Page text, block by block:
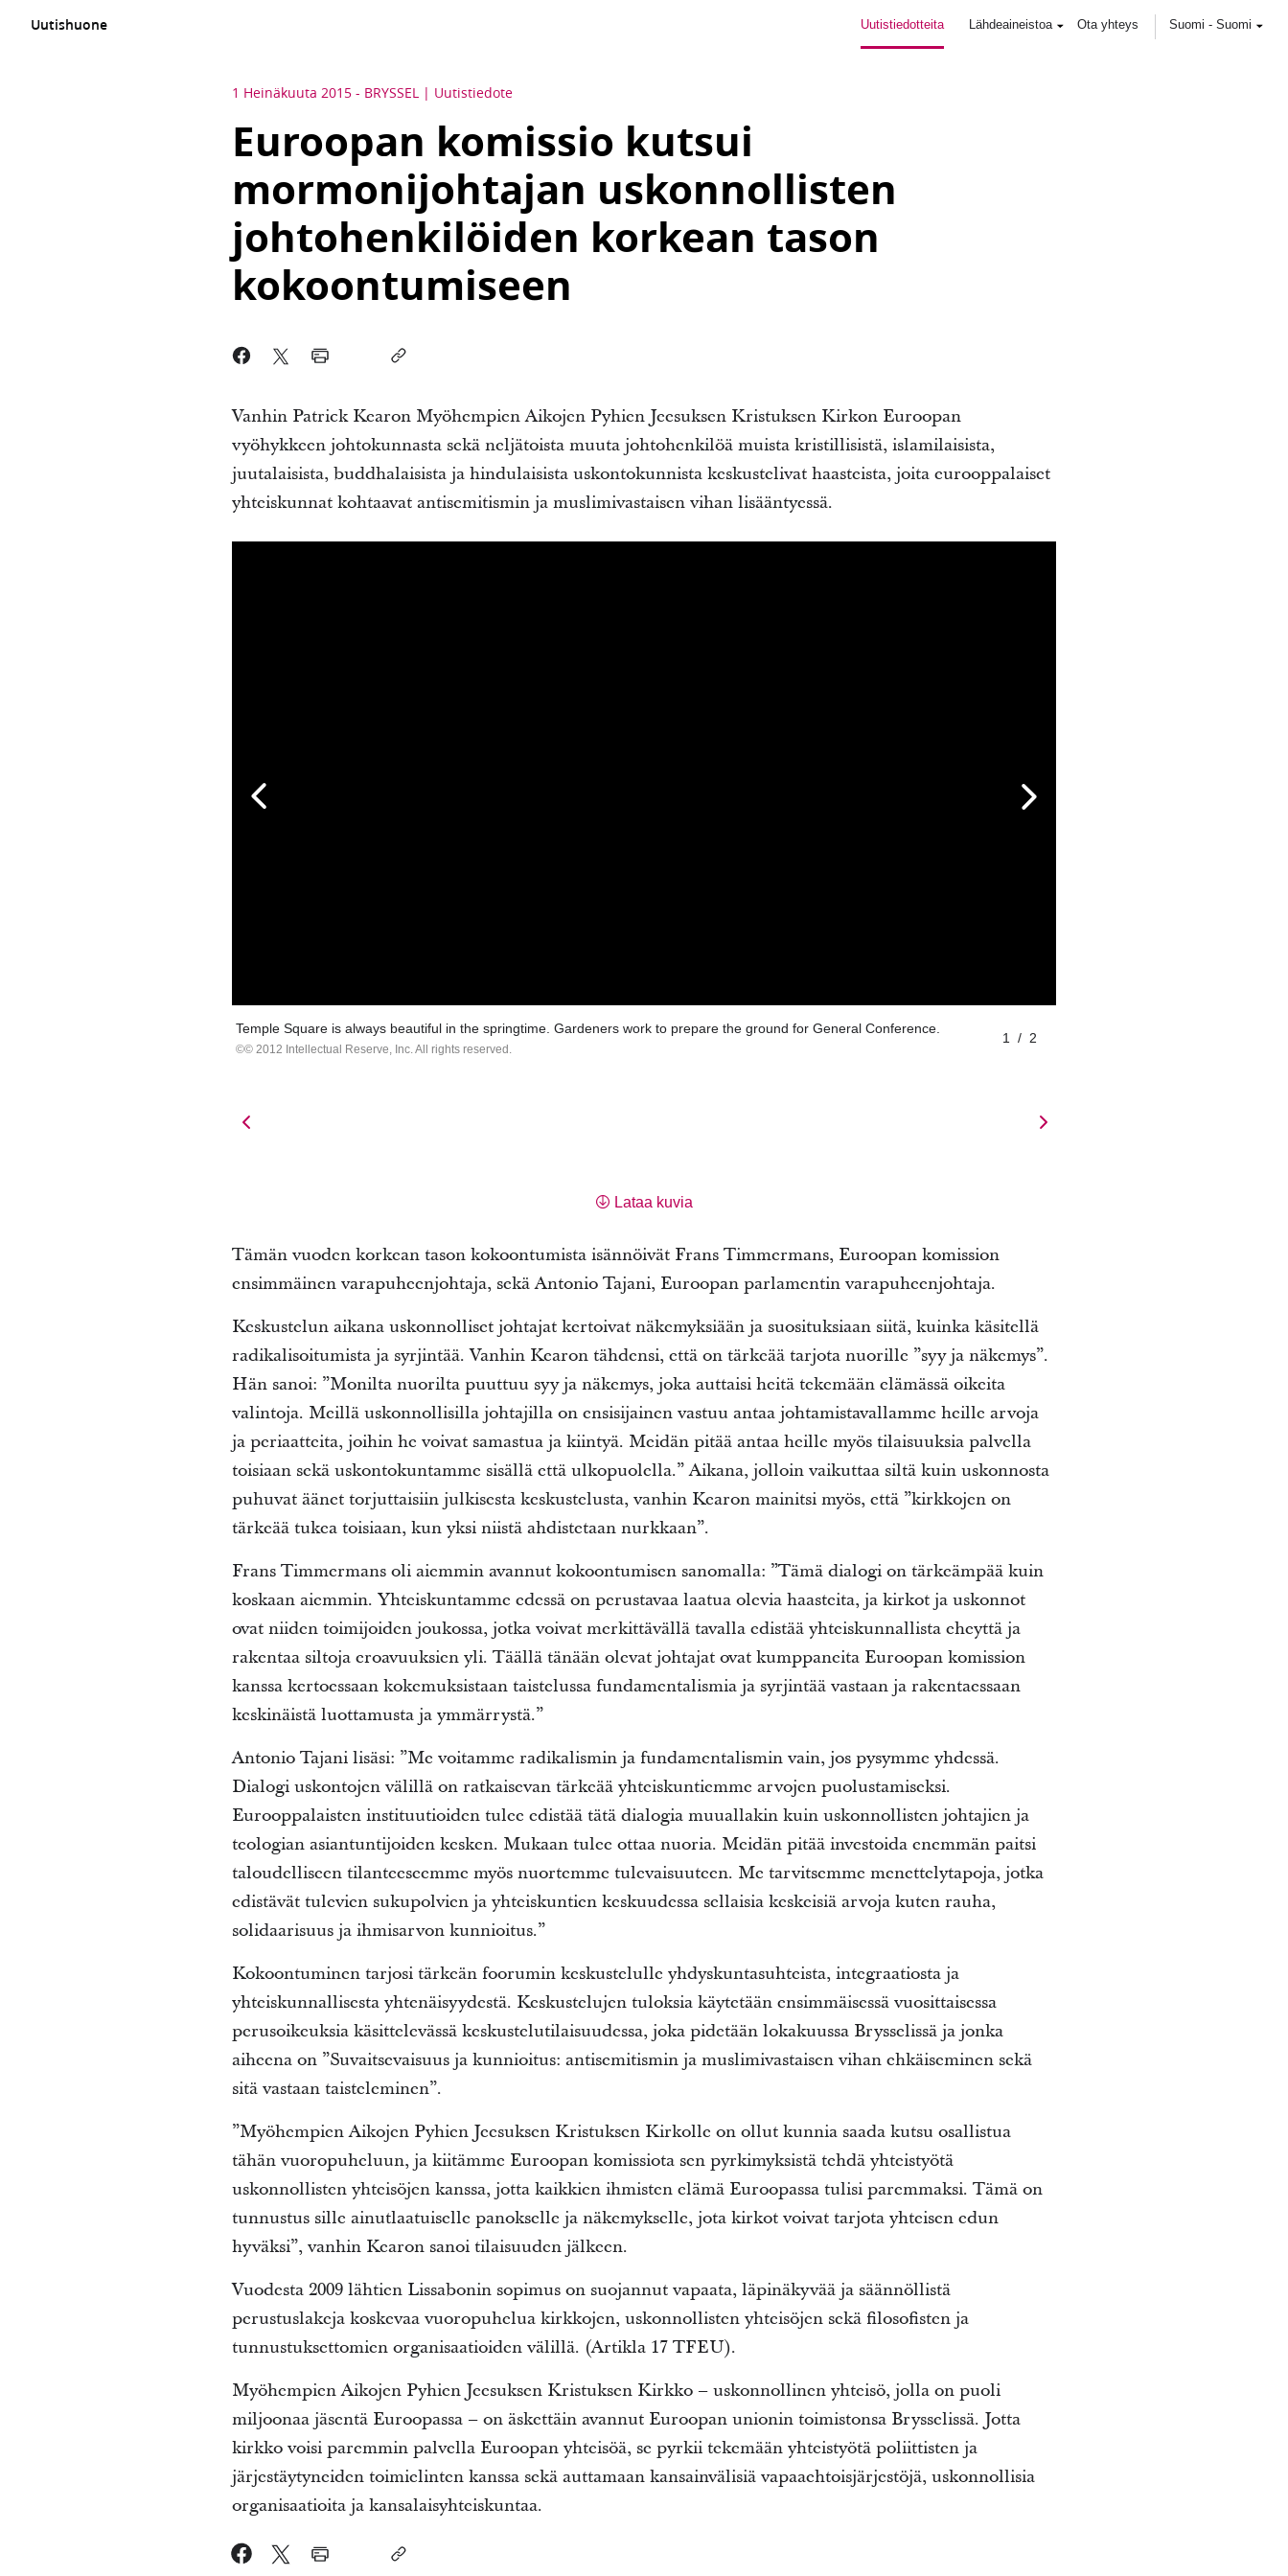
Uutishuone Uutistiedotteita Lähdeaineistoa Ota yhteys Suomi - Suomi
1 Heinäkuuta 2015 - BRYSSEL Uutistiedote
Euroopan komissio kutsui
mormonijohtajan uskonnollisten
johtohenkilöiden korkean tason
kokoontumiseen
Vanhin Patrick Kearon Myöhempien Aikojen Pyhien Jeesuksen Kristuksen Kirkon Euroopan
vyöhykkeen johtokunnasta sekä neljätoista muuta johtohenkilöä muista kristillisistä, islamilaisista,
juutalaisista, buddhalaisista ja hindulaisista uskontokunnista keskustelivat haasteista, joita eurooppalaiset
yhteiskunnat kohtaavat antisemitismin ja muslimivastaisen vihan lisääntyessä.
Temple Square is always beautiful in the springtime. Gardeners work to prepare the ground for General Conference.
© 2012 Intellectual Reserve, Inc. All rights reserved.
1 / 2
Lataa kuvia
Tämän vuoden korkean tason kokoontumista isännöivät Frans Timmermans, Euroopan komission
ensimmäinen varapuheenjohtaja, sekä Antonio Tajani, Euroopan parlamentin varapuheenjohtaja.
Keskustelun aikana uskonnolliset johtajat kertoivat näkemyksiään ja suosituksiaan siitä, kuinka käsitellä
radikalisoitumista ja syrjintää. Vanhin Kearon tähdensi, että on tärkeää tarjota nuorille ”syy ja näkemys”.
Hän sanoi: ”Monilta nuorilta puuttuu syy ja näkemys, joka auttaisi heitä tekemään elämässä oikeita
valintoja. Meillä uskonnollisilla johtajilla on ensisijainen vastuu antaa johtamistavallamme heille arvoja
ja periaatteita, joihin he voivat samastua ja kiintyä. Meidän pitää antaa heille myös tilaisuuksia palvella
toisiaan sekä uskontokuntamme sisällä että ulkopuolella.” Aikana, jolloin vaikuttaa siltä kuin uskonnosta
puhuvat äänet torjuttaisiin julkisesta keskustelusta, vanhin Kearon mainitsi myös, että ”kirkkojen on
tärkeää tukea toisiaan, kun yksi niistä ahdistetaan nurkkaan”.
Frans Timmermans oli aiemmin avannut kokoontumisen sanomalla: ”Tämä dialogi on tärkeämpää kuin
koskaan aiemmin. Yhteiskuntamme edessä on perustavaa laatua olevia haasteita, ja kirkot ja uskonnot
ovat niiden toimijoiden joukossa, jotka voivat merkittävällä tavalla edistää yhteiskunnallista eheyttä ja
rakentaa siltoja eroavuuksien yli. Täällä tänään olevat johtajat ovat kumppaneita Euroopan komission
kanssa kertoessaan kokemuksistaan taistelussa fundamentalismia ja syrjintää vastaan ja rakentaessaan
keskinäistä luottamusta ja ymmärrystä.”
Antonio Tajani lisäsi: ”Me voitamme radikalismin ja fundamentalismin vain, jos pysymme yhdessä.
Dialogi uskontojen välillä on ratkaisevan tärkeää yhteiskuntiemme arvojen puolustamiseksi.
Eurooppalaisten instituutioiden tulee edistää tätä dialogia muuallakin kuin uskonnollisten johtajien ja
teologian asiantuntijoiden kesken. Mukaan tulee ottaa nuoria. Meidän pitää investoida enemmän paitsi
taloudelliseen tilanteeseemme myös nuortemme tulevaisuuteen. Me tarvitsemme menettelytapoja, jotka
edistävät tulevien sukupolvien ja yhteiskuntien keskuudessa sellaisia keskeisiä arvoja kuten rauha,
solidaarisuus ja ihmisarvon kunnioitus.”
Kokoontuminen tarjosi tärkeän foorumin keskustelulle yhdyskuntasuhteista, integraatiosta ja
yhteiskunnallisesta yhtenäisyydestä. Keskustelujen tuloksia käytetään ensimmäisessä vuosittaisessa
perusoikeuksia käsittelevässä keskustelutilaisuudessa, joka pidetään lokakuussa Brysselissä ja jonka
aiheena on ”Suvaitsevaisuus ja kunnioitus: antisemitismin ja muslimivastaisen vihan ehkäiseminen sekä
sitä vastaan taisteleminen”.
”Myöhempien Aikojen Pyhien Jeesuksen Kristuksen Kirkolle on ollut kunnia saada kutsu osallistua
tähän vuoropuheluun, ja kiitämme Euroopan komissiota sen pyrkimyksistä tehdä yhteistyötä
uskonnollisten yhteisöjen kanssa, jotta kaikkien ihmisten elämä Euroopassa tulisi paremmaksi. Tämä on
tunnustus sille ainutlaatuiselle panokselle ja näkemykselle, jota kirkot voivat tarjota yhteisen edun
hyväksi”, vanhin Kearon sanoi tilaisuuden jälkeen.
Vuodesta 2009 lähtien Lissabonin sopimus on suojannut vapaata, läpinäkyvää ja säännöllistä
perustuslakeja koskevaa vuoropuhelua kirkkojen, uskonnollisten yhteisöjen sekä filosofisten ja
tunnustuksettomien organisaatioiden välillä. (Artikla 17 TFEU).
Myöhempien Aikojen Pyhien Jeesuksen Kristuksen Kirkko – uskonnollinen yhteisö, jolla on puoli
miljoonaa jäsentä Euroopassa – on äskettäin avannut Euroopan unionin toimistonsa Brysselissä. Jotta
kirkko voisi paremmin palvella Euroopan yhteisöä, se pyrkii tekemään yhteistyötä poliittisten ja
järjestäytyneiden toimielinten kanssa sekä auttamaan kansainvälisiä vapaaehtoisjärjestöjä, uskonnollisia
organisaatioita ja kansalaisyhteiskuntaa.